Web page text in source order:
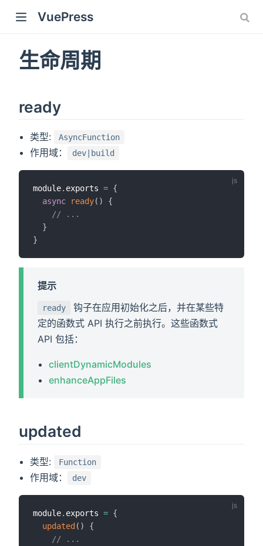
VuePress
生命周期
ready
类型: AsyncFunction
作用域： dev|build
module. exports = {
async
ready( )
{
// ...
}
}
提示
ready
钩子在应用初始化之后，并在某些特
定的函数式 API 执行之前执行。这些函数式
API 包括：
clientDynamicModules
enhanceAppFiles
updated
类型: Function
作用域： dev
module. exports = {
updated ( )
{
// ...